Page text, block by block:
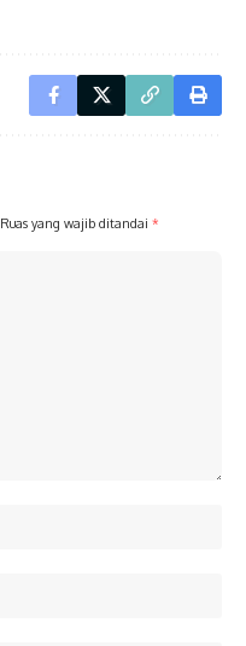
Ruas yang wajib ditandai *